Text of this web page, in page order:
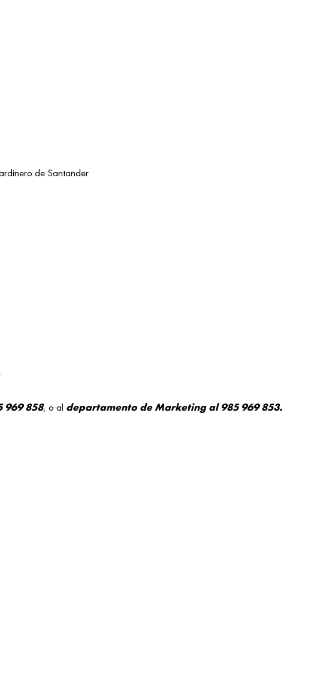
de Santander
969 858, o al departamento de Marketing al 985 969 853.